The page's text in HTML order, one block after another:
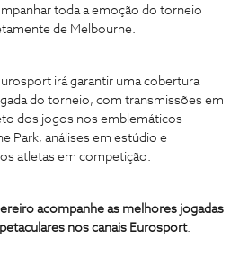
toda a emoção do torneio
de Melbourne.
irá garantir uma cobertura
do torneio, com transmissões em
dos jogos nos emblemáticos
Park, análises em estúdio e
atletas em competição.
acompanhe as melhores jogadas
nos canais Eurosport.